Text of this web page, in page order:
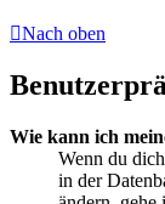
Nach oben
Wie kann ich
Wenn du
in der